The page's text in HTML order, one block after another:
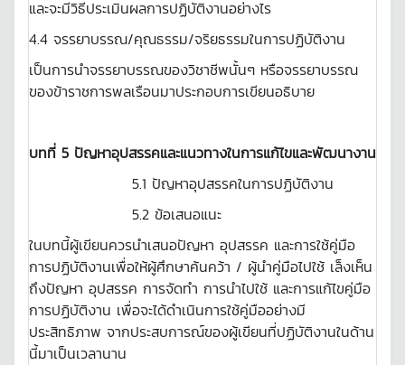
และจะมีวิธีประเมินผลการปฏิบัติงานอย่างไร
4.4 จรรยาบรรณ/คุณธรรม/จริยธรรมในการปฏิบัติงาน
เป็นการนำจรรยาบรรณของวิชาชีพนั้นๆ หรือจรรยาบรรณ
ของข้าราชการพลเรือนมาประกอบการเขียนอธิบาย
บทที่ 5 ปัญหาอุปสรรคและแนวทางในการแก้ไขและพัฒนางาน
5.1 ปัญหาอุปสรรคในการปฏิบัติงาน
5.2 ข้อเสนอแนะ
ในบทนี้ผู้เขียนควรนำเสนอปัญหา อุปสรรค และการใช้คู่มือ
การปฏิบัติงานเพื่อให้ผู้ศึกษาค้นคว้า / ผู้นำคู่มือไปใช้ เล็งเห็น
ถึงปัญหา อุปสรรค การจัดทำ การนำไปใช้ และการแก้ไขคู่มือ
การปฏิบัติงาน เพื่อจะได้ดำเนินการใช้คู่มืออย่างมี
ประสิทธิภาพ จากประสบการณ์ของผู้เขียนที่ปฏิบัติงานในด้าน
นี้มาเป็นเวลานาน